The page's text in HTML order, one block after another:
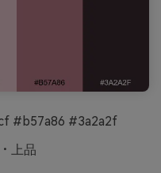
#b57a86 #3a2a2f
上品